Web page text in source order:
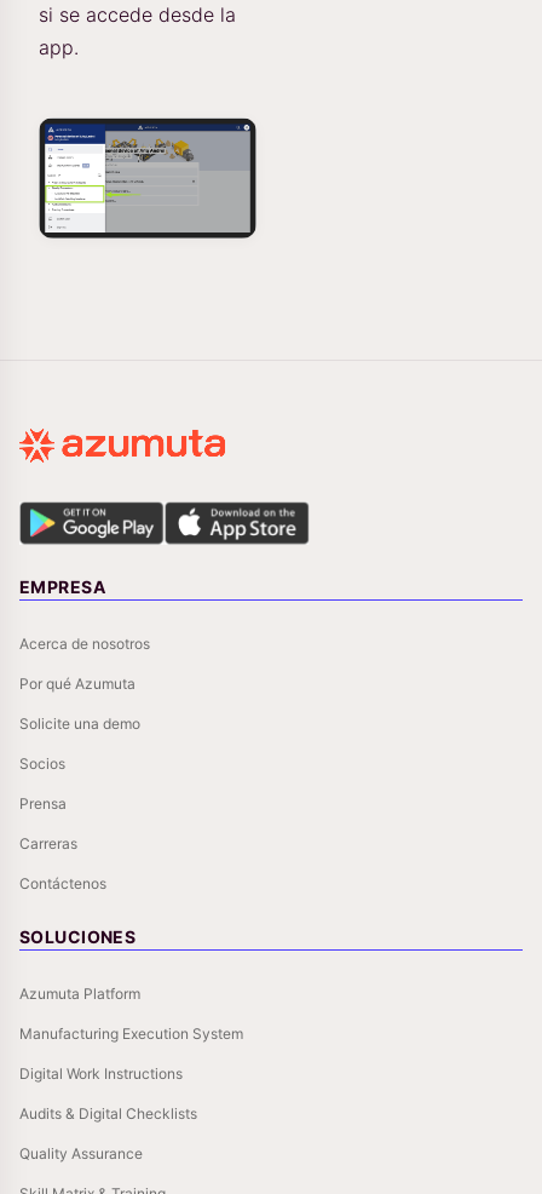
si se accede desde la
app.
EMPRESA
Acerca de nosotros
Por qué Azumuta
Solicite una demo
Socios
Prensa
Carreras
Contáctenos
SOLUCIONES
Azumuta Platform
Manufacturing Execution System
Digital Work Instructions
Audits & Digital Checklists
Quality Assurance